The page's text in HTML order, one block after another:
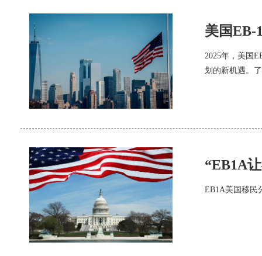
美国EB-
2025年，美国
划的新机遇。
“EB1A
EB1A美国移民